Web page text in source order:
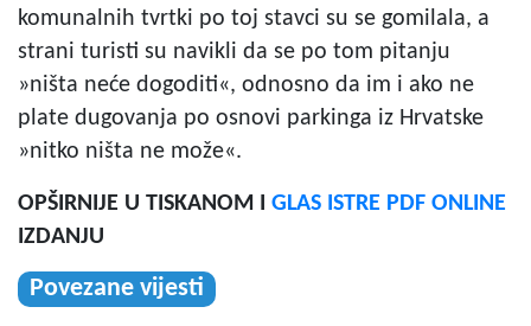
komunalnih tvrtki po toj stavci su se gomilala, a
strani turisti su navikli da se po tom pitanju
»ništa neće dogoditi«, odnosno da im i ako ne
plate dugovanja po osnovi parkinga iz Hrvatske
»nitko ništa ne može«.
OPŠIRNIJE U TISKANOM I GLAS ISTRE PDF ONLINE
IZDANJU
Povezane vijesti